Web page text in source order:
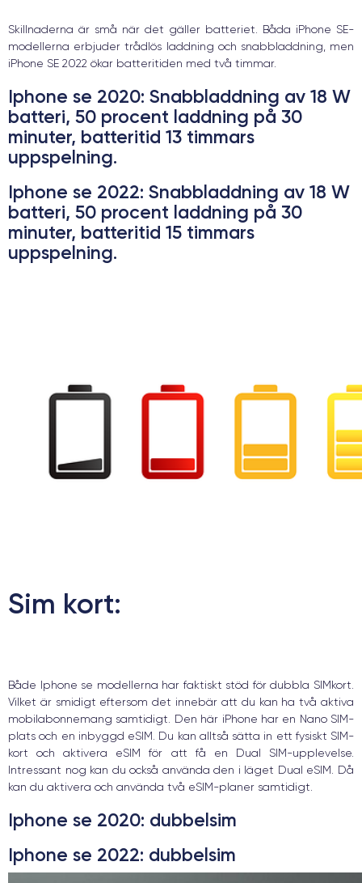
Skillnaderna är små när det gäller batteriet. Båda iPhone SE-
modellerna erbjuder trådlös laddning och snabbladdning, men
iPhone SE 2022 ökar batteritiden med två timmar.
Iphone se 2020: Snabbladdning av 18 W
batteri, 50 procent laddning på 30
minuter, batteritid 13 timmars
uppspelning.
Iphone se 2022: Snabbladdning av 18 W
batteri, 50 procent laddning på 30
minuter, batteritid 15 timmars
uppspelning.
Sim kort:
Både Iphone se modellerna har faktiskt stöd för dubbla SIMkort.
Vilket är smidigt eftersom det innebär att du kan ha två aktiva
mobilabonnemang samtidigt. Den här iPhone har en Nano SIM-
plats och en inbyggd eSIM. Du kan alltså sätta in ett fysiskt SIM-
kort och aktivera eSIM för att få en Dual SIM-upplevelse.
Intressant nog kan du också använda den i läget Dual eSIM. Då
kan du aktivera och använda två eSIM-planer samtidigt.
Iphone se 2020: dubbelsim
Iphone se 2022: dubbelsim